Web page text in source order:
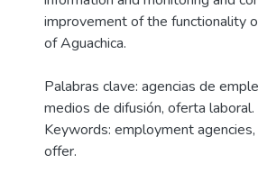
improvement of the functionality
of Aguachica.
Palabras clave: agencias de
medios de difusión, oferta laboral.
Keywords: employment
offer.